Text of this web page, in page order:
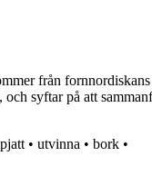
från
syftar på att
• utvinna • bork •